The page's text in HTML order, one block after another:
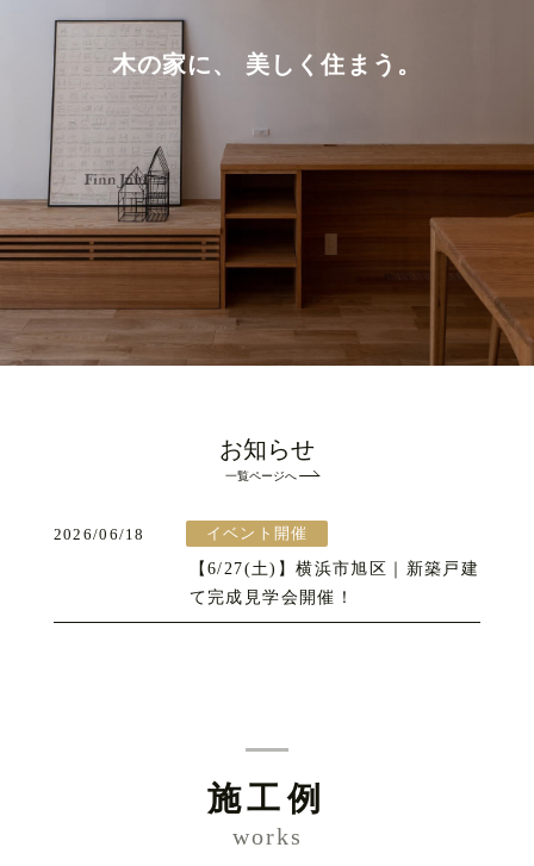
木の家に、 美しく住まう。
お知らせ
一覧ページへ
2026/06/18
イベント開催
【6/27(土)】横浜市旭区｜新築戸建
て完成見学会開催！
施工例
works